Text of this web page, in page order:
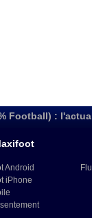
Football) :
Android
iPhone